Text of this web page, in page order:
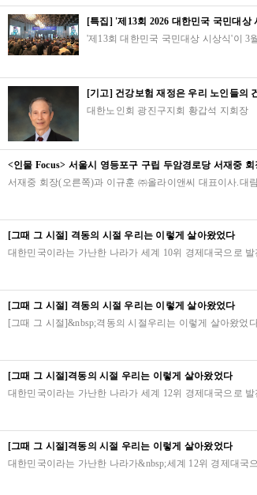
[특집] '제13회 2026 대한민국 국민대상
'제13회 대한민국 국민대상 시상식'이 3
[기고] 건강보험 재정은 우리 노인들의
대한노인회 광진구지회 황갑석 지회장
<인물 Focus> 서울시 영등포구 구립 두암경로당 서재중 회
서재중 회장(오른쪽)과 이규훈 ㈜올라이앤씨 대표이사.대
[그때 그 시절] 격동의 시절 우리는 이렇게 살아왔었다
대한민국이라는 가난한 나라가 세계 10위 경제대국으로
[그때 그 시절] 격동의 시절 우리는 이렇게 살아왔었다
[그때 그 시절]&nbsp;격동의 시절우리는 이렇게 살아왔
[그때 그 시절]격동의 시절 우리는 이렇게 살아왔었다
대한민국이라는 가난한 나라가 세계 12위 경제대국으로
[그때 그 시절]격동의 시절 우리는 이렇게 살아왔었다
대한민국이라는 가난한 나라가&nbsp;세계 12위 경제대